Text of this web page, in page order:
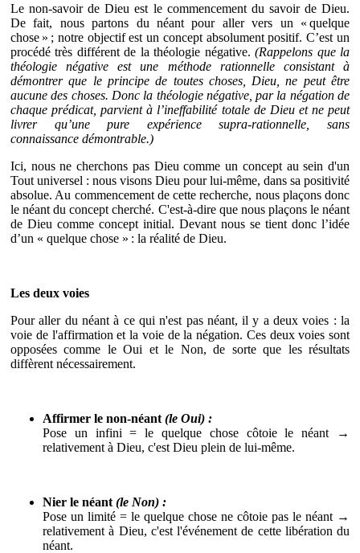
Le non‐savoir de Dieu est le commencement du savoir de Dieu.
De fait, nous partons du néant pour aller vers un « quelque
chose » ; notre objectif est un concept absolument positif. C’est un
procédé très différent de la théologie négative.(Rappelons que la
théologie négative est une méthode rationnelle consistant à
démontrer que le principe de toutes choses, Dieu, ne peut être
aucune des choses. Donc la théologie négative, par la négation de
chaque prédicat, parvient à l’ineffabilité totale de Dieu et ne peut
livrer qu’une pure expérience supra‐rationnelle, sans
connaissance démontrable.)
Ici, nous ne cherchons pas Dieu comme un concept au sein d'un
Tout universel : nous visons Dieu pour lui‐même, dans sa positivité
absolue. Au commencement de cette recherche, nous plaçons donc
le néant du concept cherché. C'est-à-dire que nous plaçons le néant
de Dieu comme concept initial. Devant nous se tient donc l’idée
d’un « quelque chose » : la réalité de Dieu.
Les deux voies
Pour aller du néant à ce qui n'est pas néant, il y a deux voies : la
voie de l'affirmation et la voie de la négation. Ces deux voies sont
opposées comme le Oui et le Non, de sorte que les résultats
diffèrent nécessairement.
Affirmer le non-néant (le Oui) :
Pose un infini = le quelque chose côtoie le néant →
relativement à Dieu, c'est Dieu plein de lui-même.
Nier le néant (le Non) :
Pose un limité = le quelque chose ne côtoie pas le néant →
relativement à Dieu, c'est l'événement de cette libération du
néant.